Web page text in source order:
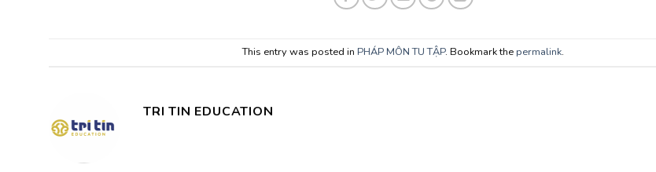
This entry was posted in PHÁP MÔN TU TẬP. Bookmark the permalink.
TRI TIN EDUCATION